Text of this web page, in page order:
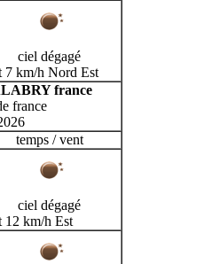
ciel dégagé
7 km/h Nord Est
france
france
temps / vent
ciel dégagé
12 km/h Est